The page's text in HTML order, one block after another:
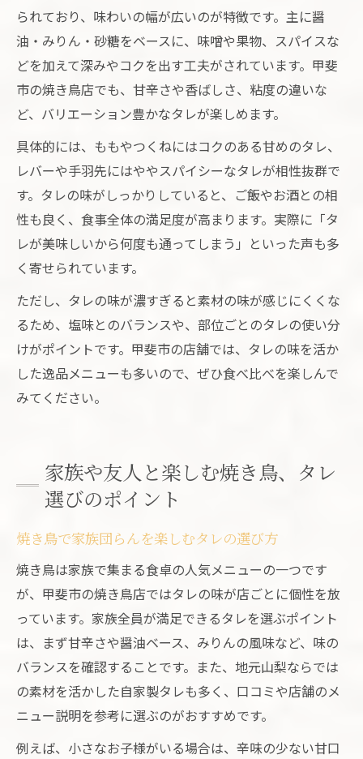
られており、味わいの幅が広いのが特徴です。主に醤
油・みりん・砂糖をベースに、味噌や果物、スパイスな
どを加えて深みやコクを出す工夫がされています。甲斐
市の焼き鳥店でも、甘辛さや香ばしさ、粘度の違いな
ど、バリエーション豊かなタレが楽しめます。
具体的には、ももやつくねにはコクのある甘めのタレ、
レバーや手羽先にはややスパイシーなタレが相性抜群で
す。タレの味がしっかりしていると、ご飯やお酒との相
性も良く、食事全体の満足度が高まります。実際に「タ
レが美味しいから何度も通ってしまう」といった声も多
く寄せられています。
ただし、タレの味が濃すぎると素材の味が感じにくくな
るため、塩味とのバランスや、部位ごとのタレの使い分
けがポイントです。甲斐市の店舗では、タレの味を活か
した逸品メニューも多いので、ぜひ食べ比べを楽しんで
みてください。
家族や友人と楽しむ焼き鳥、タレ
選びのポイント
焼き鳥で家族団らんを楽しむタレの選び方
焼き鳥は家族で集まる食卓の人気メニューの一つです
が、甲斐市の焼き鳥店ではタレの味が店ごとに個性を放
っています。家族全員が満足できるタレを選ぶポイント
は、まず甘辛さや醤油ベース、みりんの風味など、味の
バランスを確認することです。また、地元山梨ならでは
の素材を活かした自家製タレも多く、口コミや店舗のメ
ニュー説明を参考に選ぶのがおすすめです。
例えば、小さなお子様がいる場合は、辛味の少ない甘口